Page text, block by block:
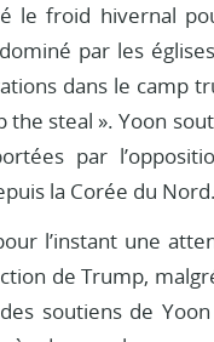
le froid hivernal
par les
dans le camp
the steal ». Yoon
par
la Corée du
l’instant une
de Trump,
soutiens de